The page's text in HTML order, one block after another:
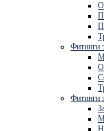
Фитинги
Фитинги